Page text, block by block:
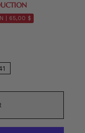
| 65,00 $